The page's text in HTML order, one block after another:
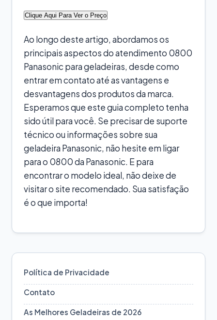
Clique Aqui Para Ver o Preço
Ao longo deste artigo, abordamos os
principais aspectos do atendimento 0800
Panasonic para geladeiras, desde como
entrar em contato até as vantagens e
desvantagens dos produtos da marca.
Esperamos que este guia completo tenha
sido útil para você. Se precisar de suporte
técnico ou informações sobre sua
geladeira Panasonic, não hesite em ligar
para o 0800 da Panasonic. E para
encontrar o modelo ideal, não deixe de
visitar o site recomendado. Sua satisfação
é o que importa!
Política de Privacidade
Contato
As Melhores Geladeiras de 2026